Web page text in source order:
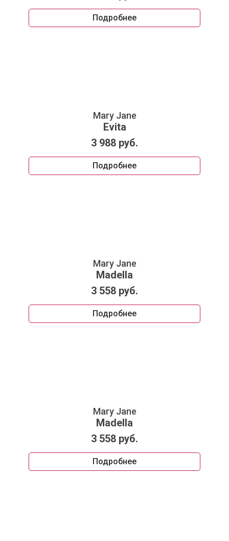
Подробнее
Mary Jane
Evita
3 988 руб.
Подробнее
Mary Jane
Madella
3 558 руб.
Подробнее
Mary Jane
Madella
3 558 руб.
Подробнее